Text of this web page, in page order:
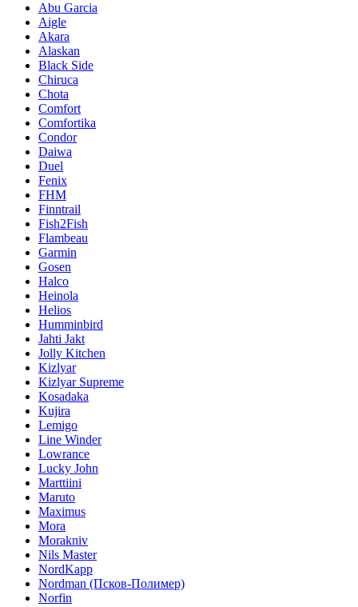
Abu Garcia
Aigle
Akara
Alaskan
Black Side
Chiruca
Chota
Comfort
Comfortika
Condor
Daiwa
Duel
Fenix
FHM
Finntrail
Fish2Fish
Flambeau
Garmin
Gosen
Halco
Heinola
Helios
Humminbird
Jahti Jakt
Jolly Kitchen
Kizlyar
Kizlyar Supreme
Kosadaka
Kujira
Lemigo
Line Winder
Lowrance
Lucky John
Marttiini
Maruto
Maximus
Mora
Morakniv
Nils Master
NordKapp
Nordman (Псков-Полимер)
Norfin